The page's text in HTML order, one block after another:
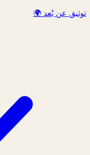
عن بُعد 🌍